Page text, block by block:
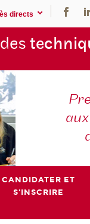
directs
CANDIDATER ET
S'INSCRIRE